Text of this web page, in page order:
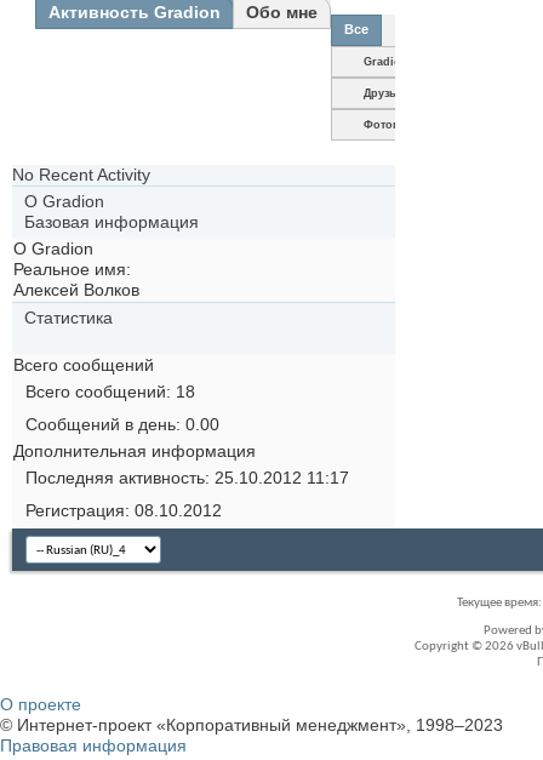
Активность Gradion Обо мне
Все
Gradion
Друзья
Фотографии
No Recent Activity
О Gradion
Базовая информация
О Gradion
Реальное имя:
Алексей Волков
Статистика
Всего сообщений
Всего сообщений
18
Сообщений в день 0.00
Дополнительная информация
Последняя активность 25.10.2012 11:17
Регистрация 08.10.2012
Текущее время:
Powered
Copyright © 2026
О проекте
© Интернет-проект «Корпоративный менеджмент», 1998–2023
Правовая информация